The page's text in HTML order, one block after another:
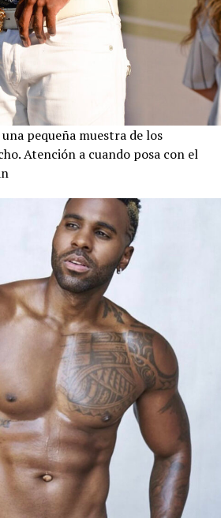
pequeña muestra de los
Atención a cuando posa con el